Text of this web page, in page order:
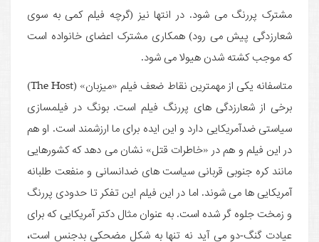
مشترک پررنگ می شود. در انتها نیز (گرچه فیلم کمی به سوی
شعارزدگی پیش می رود) همکاری مشترک اعضای خانواده است
که موجب کشته شدن هیولا می شود.
متاسفانه یکی از مهمترین نقاط ضعف فیلم «میزبان» (The Host)
برخی از شعارزدگی های پررنگ فیلم است. بونگ در فیلمسازی
سیاستی ضدآمریکایی دارد و این ایده برای ما ارزشمند است. او هم
در این فیلم و هم در «خاطرات قتل» نشان می دهد که کشورهایی
مانند کره جنوبی قربانی سیاست های ضدانسانی و منفعت طلبانه
آمریکایی ها می شوند. اما در این فیلم این تفکر تا حدودی پررنگ
و زمخت جلوه گر شده است. به عنوان مثال دکتر آمریکایی که برای
عیادت گنگ-دو می آید نه تنها به شکل مضحکی بدجنس است،